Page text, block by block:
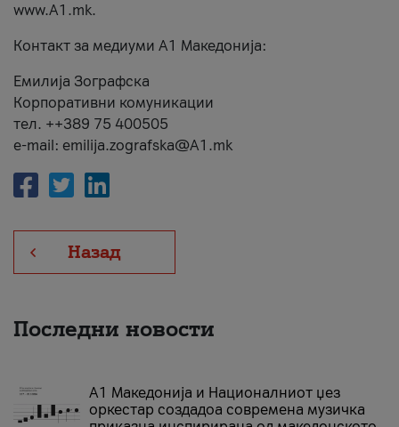
www.А1.mk.
Контакт за медиуми А1 Македонија:
Емилија Зографска
Корпоративни комуникации
тел. ++389 75 400505
e-mail: emilija.zografska@A1.mk
Назад
Последни новости
А1 Македонија и Националниот џез
оркестар создадоа современа музичка